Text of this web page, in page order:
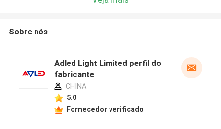
Sobre nós
Adled Light Limited perfil do
fabricante
CHINA
5.0
Fornecedor verificado